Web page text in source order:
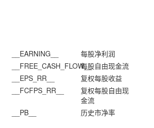
__EARNING__
每股净利润
__FREE_CASH_FLOW__每股自由现金流
__EPS_RR__
复权每股收益
__FCFPS_RR__
复权每股自由现
金流
__PB__
历史市净率